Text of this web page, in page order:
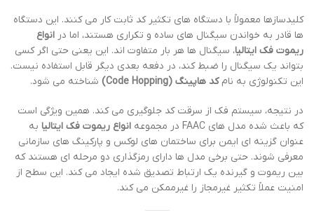
کلیدسازها معمولاً با دستگاه های تکثیر کد ثابت کار می کنند. این دستگاه
ها قادر به خواندن سیگنال های ساده و تکراری هستند، اما در انواع
ریموت فک ایتالیا، سیگنال ها هر بار متفاوت اند. این یعنی حتی اگر کسی
بتواند یک سیگنال را ضبط کند، در دفعه بعدی دیگر قابل استفاده نیست.
این تکنولوژی به نامکد هاپینگ (Code Hopping) شناخته می شود.
در نتیجه، سیستم فک از سرقت کد جلوگیری می کند. همین ویژگی است
که باعث شده مدل های FAAC در مجموعه
انواع ریموت فک ایتالیا به
عنوان گزینه ای ایمن برای ساختمان های لوکس و پارکینگ های سازمانی
معرفی شوند. حتی برخی مدل ها دارای رمزگذاری دو مرحله ای هستند که
بین ریموت و گیرنده یک ارتباط تصدیق شده ایجاد می کند. این سطح از
امنیت عملاً تکثیر غیرمجاز را غیرممکن می کند.